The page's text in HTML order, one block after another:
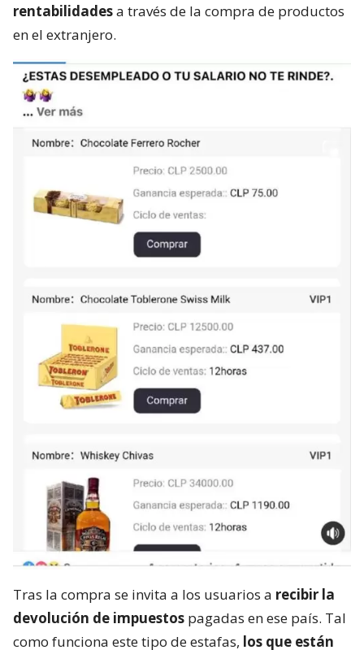
rentabilidadesa través de la compra de productos
en el extranjero.
Tras la compra se invita a los usuarios a recibir la
devolución de impuestos pagadas en ese país. Tal
como funciona este tipo de estafas, los que están